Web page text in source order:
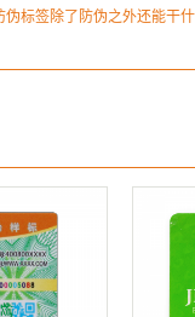
伪标签除了防伪之外还能干